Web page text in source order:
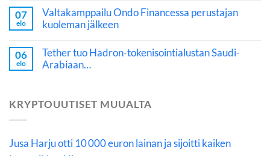
07
elo
Valtakamppailu Ondo Financessa perustajan
kuoleman jälkeen
06
elo
Tether tuo Hadron-tokenisointialustan Saudi-
Arabiaan…
KRYPTOUUTISET MUUALTA
Jusa Harju otti 10 000 euron lainan ja sijoitti kaiken